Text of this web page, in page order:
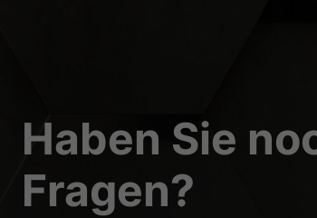
Haben Sie
Fragen?